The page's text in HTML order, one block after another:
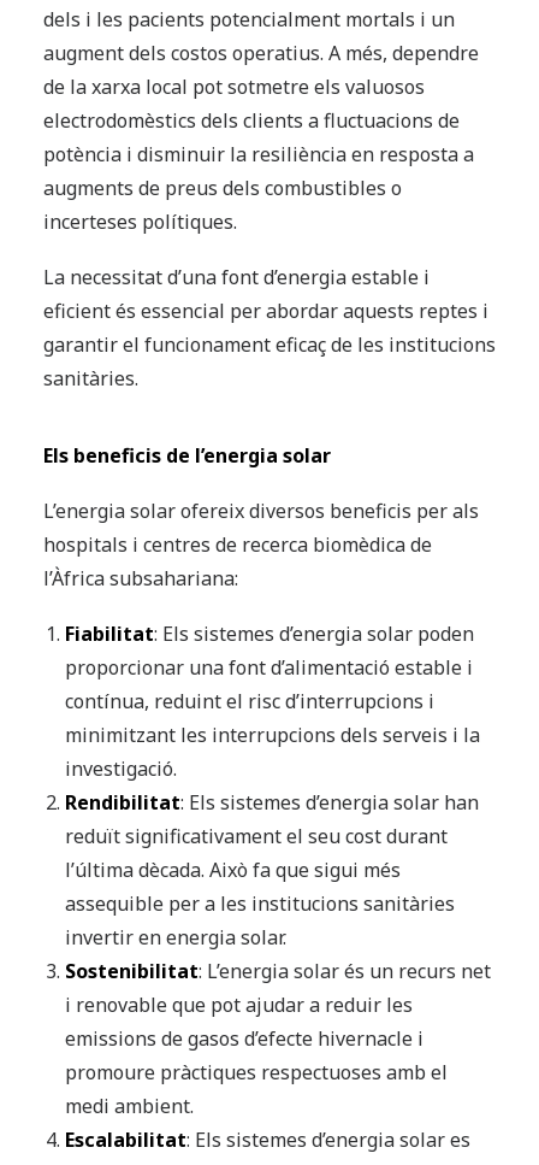
dels i les pacients potencialment mortals i un
augment dels costos operatius. A més, dependre
de la xarxa local pot sotmetre els valuosos
electrodomèstics dels clients a fluctuacions de
potència i disminuir la resiliència en resposta a
augments de preus dels combustibles o
incerteses polítiques.
La necessitat d’una font d’energia estable i
eficient és essencial per abordar aquests reptes i
garantir el funcionament eficaç de les institucions
sanitàries.
Els beneficis de l’energia solar
L’energia solar ofereix diversos beneficis per als
hospitals i centres de recerca biomèdica de
l’Àfrica subsahariana:
Fiabilitat: Els sistemes d’energia solar poden
proporcionar una font d’alimentació estable i
contínua, reduint el risc d’interrupcions i
minimitzant les interrupcions dels serveis i la
investigació.
Rendibilitat: Els sistemes d’energia solar han
reduït significativament el seu cost durant
l’última dècada. Això fa que sigui més
assequible per a les institucions sanitàries
invertir en energia solar.
Sostenibilitat: L’energia solar és un recurs net
i renovable que pot ajudar a reduir les
emissions de gasos d’efecte hivernacle i
promoure pràctiques respectuoses amb el
medi ambient.
Escalabilitat: Els sistemes d’energia solar es